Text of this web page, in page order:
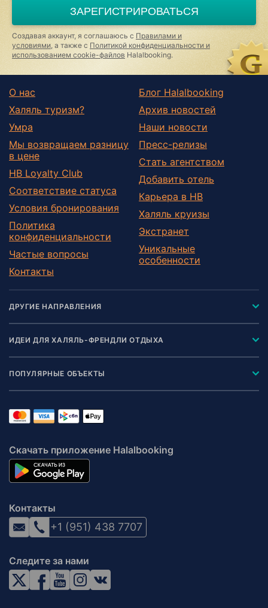
ignore
this
field
ЗАРЕГИСТРИРОВАТЬСЯ
Создавая аккаунт, я соглашаюсь с Правилами и
условиями , а также с Политикой конфиденциальности и
использованием cookie-файлов Halalbooking.
О нас
Халяль туризм?
Умра
Мы возвращаем разницу
в цене
HB Loyalty Club
Соответствие статуса
Условия бронирования
Политика
конфиденциальности
Частые вопросы
Контакты
Блог Halalbooking
Архив новостей
Наши новости
Пресс-релизы
Стать агентством
Добавить отель
Карьера в HB
Халяль круизы
Экстранет
Уникальные
особенности
ДРУГИЕ НАПРАВЛЕНИЯ
ИДЕИ ДЛЯ ХАЛЯЛЬ-ФРЕНДЛИ ОТДЫХА
ПОПУЛЯРНЫЕ ОБЪЕКТЫ
Скачать приложение Halalbooking
Контакты
+1 (951) 438 7707
Следите за нами